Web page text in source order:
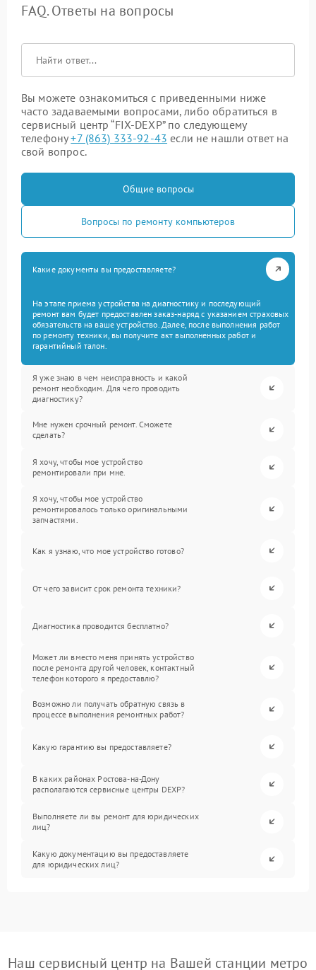
FAQ. Ответы на вопросы
Вы можете ознакомиться с приведенными ниже
часто задаваемыми вопросами, либо обратиться в
сервисный центр “FIX-DEXP” по следующему
телефону+7 (863) 333-92-43 если не нашли ответ на
свой вопрос.
Общие вопросы
Вопросы по ремонту компьютеров
Какие документы вы предоставляете?
На этапе приема устройства на диагностику и последующий
ремонт вам будет предоставлен заказ-наряд с указанием страховых
обязательств на ваше устройство. Далее, после выполнения работ
по ремонту техники, вы получите акт выполненных работ и
гарантийный талон.
Я уже знаю в чем неисправность и какой
ремонт необходим. Для чего проводить
диагностику?
Мне нужен срочный ремонт. Сможете
сделать?
Я хочу, чтобы мое устройство
ремонтировали при мне.
Я хочу, чтобы мое устройство
ремонтировалось только оригинальными
запчастями.
Как я узнаю, что мое устройство готово?
От чего зависит срок ремонта техники?
Диагностика проводится бесплатно?
Может ли вместо меня принять устройство
после ремонта другой человек, контактный
телефон которого я предоставлю?
Возможно ли получать обратную связь в
процессе выполнения ремонтных работ?
Какую гарантию вы предоставляете?
В каких районах Ростова-на-Дону
располагаются сервисные центры DEXP?
Выполняете ли вы ремонт для юридических
лиц?
Какую документацию вы предоставляете
для юридических лиц?
Наш сервисный центр на Вашей станции метро